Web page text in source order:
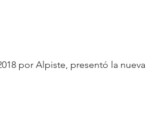
por Alpiste, presentó la nueva